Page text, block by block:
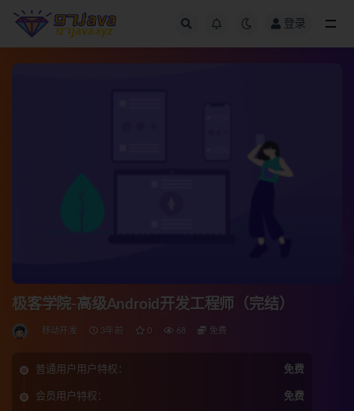
登录
极客学院-高级Android开发工程师（完结）
移动开发 3年前 0 68 免费
普通用户用户特权： 免费
会员用户特权： 免费